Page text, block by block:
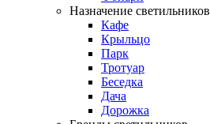
Назначение светильников
Кафе
Крыльцо
Парк
Тротуар
Беседка
Дача
Дорожка